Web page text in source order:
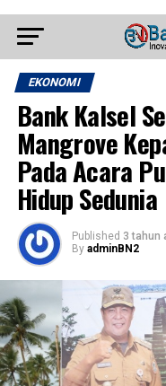
EKONOMI
Bank Kalsel
Mangrove
Pada Acara
Hidup Sedunia
Published 3 tahun
By adminBN2